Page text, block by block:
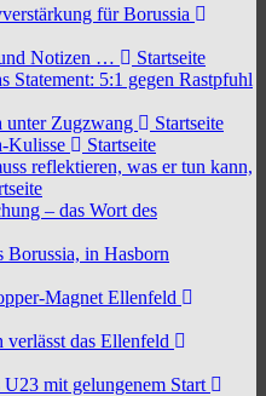
für Borussia
Notizen …
Startseite
Statement: 5:1 gegen Rastpfuhl
unter Zugzwang
Startseite
Kulisse
Startseite
reflektieren, was er tun kann,
– das Wort des
Borussia, in Hasborn
Magnet Ellenfeld
das Ellenfeld
U23 mit gelungenem Start